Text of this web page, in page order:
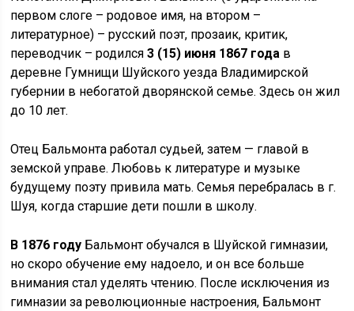
первом слоге – родовое имя, на втором –
литературное) – русский поэт, прозаик, критик,
переводчик – родился3 (15) июня 1867 года в
деревне Гумнищи Шуйского уезда Владимирской
губернии в небогатой дворянской семье. Здесь он жил
до 10 лет.
Отец Бальмонта работал судьей, затем — главой в
земской управе. Любовь к литературе и музыке
будущему поэту привила мать. Семья перебралась в г.
Шуя, когда старшие дети пошли в школу.
В 1876 году Бальмонт обучался в Шуйской гимназии,
но скоро обучение ему надоело, и он все больше
внимания стал уделять чтению. После исключения из
гимназии за революционные настроения, Бальмонт